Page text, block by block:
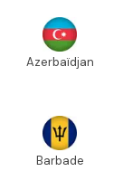
Azerbaïdjan
Barbade